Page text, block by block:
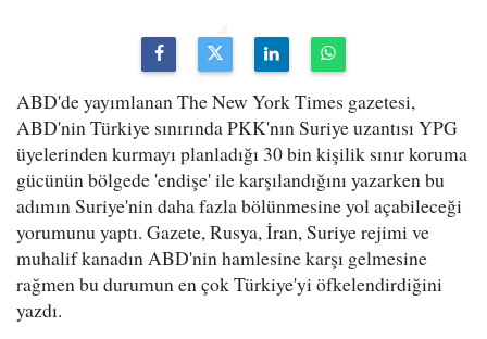
ABD'de yayımlanan The New York Times gazetesi,
ABD'nin Türkiye sınırında PKK'nın Suriye uzantısı YPG
üyelerinden kurmayı planladığı 30 bin kişilik sınır koruma
gücünün bölgede 'endişe' ile karşılandığını yazarken bu
adımın Suriye'nin daha fazla bölünmesine yol açabileceği
yorumunu yaptı. Gazete, Rusya, İran, Suriye rejimi ve
muhalif kanadın ABD'nin hamlesine karşı gelmesine
rağmen bu durumun en çok Türkiye'yi öfkelendirdiğini
yazdı.